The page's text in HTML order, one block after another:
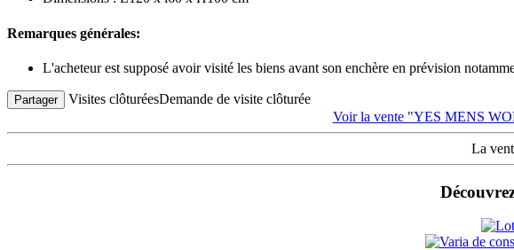
Remarques générales:
L'acheteur est supposé avoir visité les biens avant son enchère en prévision
Partager Visites clôturéesDemande de visite clôturée
Voir la vente "YES MENS
La